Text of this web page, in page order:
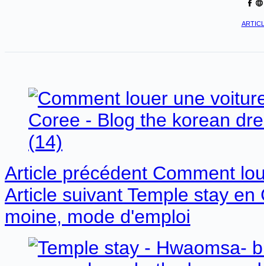
Article précédent Comment
Article suivant Temple stay en
moine, mode d'emploi